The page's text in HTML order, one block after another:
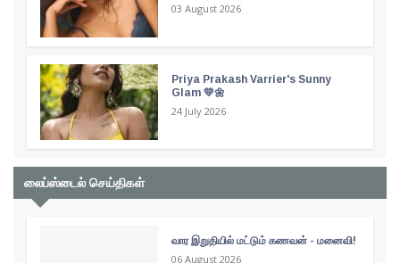
03 August 2026
Priya Prakash Varrier's Sunny
Glam 💛🌼
24 July 2026
லைப்ஸ்டைல் செய்திகள்
வார இறுதியில் மட்டும் கணவன் - மனைவி!
06 August 2026